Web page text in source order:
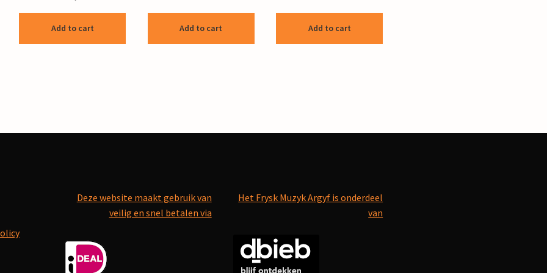
Add to cart Add to cart Add to cart
Deze website maakt gebruik van
veilig en snel betalen via
Het Frysk Muzyk Argyf is onderdeel
van